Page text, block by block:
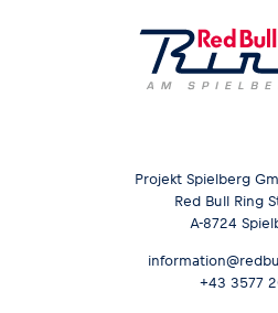
Projekt Spielberg
Red Bull Ring
A-8724
+43 3577